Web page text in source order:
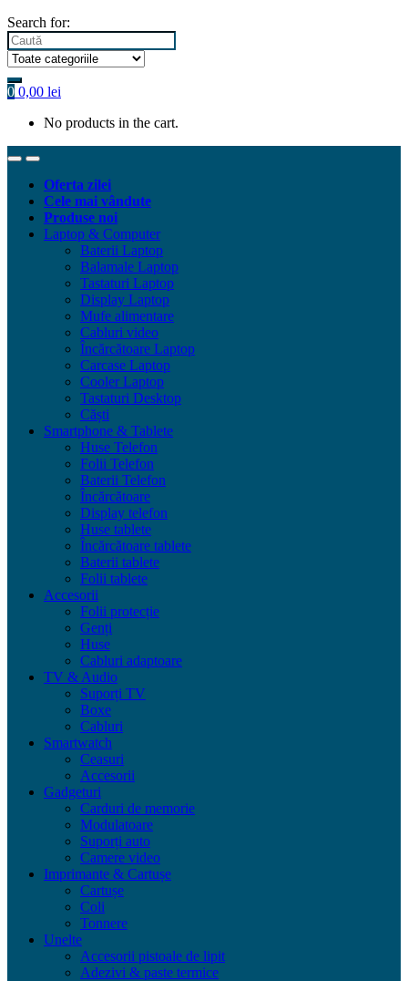
Search for:
0 0,00 lei
No products in the cart.
Oferta zilei
Cele mai vândute
Produse noi
Laptop & Computer
Baterii Laptop
Balamale Laptop
Tastaturi Laptop
Display Laptop
Mufe alimentare
Cabluri video
Încărcătoare Laptop
Carcase Laptop
Cooler Laptop
Tastaturi Desktop
Căști
Smartphone & Tablete
Huse Telefon
Folii Telefon
Baterii Telefon
Încărcătoare
Display telefon
Huse tablete
Încărcătoare tablete
Baterii tablete
Folii tablete
Accesorii
Folii protecție
Genți
Huse
Cabluri adaptoare
TV & Audio
Suporți TV
Boxe
Cabluri
Smartwatch
Ceasuri
Accesorii
Gadgeturi
Carduri de memorie
Modulatoare
Suporți auto
Camere video
Imprimante & Cartușe
Cartușe
Coli
Tonnere
Unelte
Accesorii pistoale de lipit
Adezivi & paste termice